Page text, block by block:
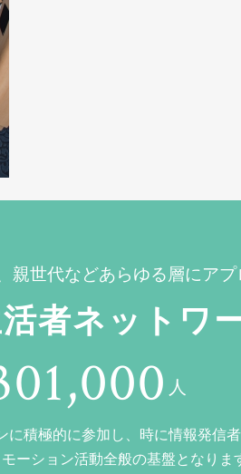
親世代などあらゆる層にアプ
者ネットワ
人
積極的に参加し、時に情報発信
ーション活動全般の基盤となりま